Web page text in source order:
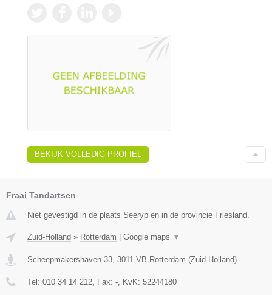
BEKIJK VOLLEDIG PROFIEL
Fraai Tandartsen
Niet gevestigd in de plaats Seeryp en in de provincie Friesland.
Zuid-Holland » Rotterdam Google maps ▼
Scheepmakershaven 33 3011 VB Rotterdam (Zuid-Holland)
Tel: 010 34 14 212 , Fax: - , KvK: 52244180